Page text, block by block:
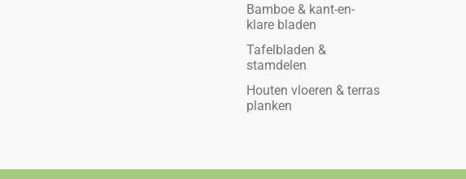
Bamboe & kant-en-
klare bladen
Tafelbladen &
stamdelen
Houten vloeren & terras
planken